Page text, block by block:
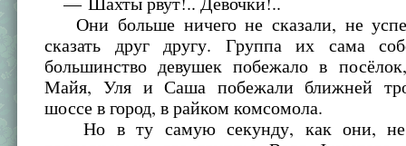
Они больше ничего не сказали, не
сказать друг другу. Группа их сама
большинство девушек побежало в
Майя, Уля и Саша побежали ближней
шоссе в город, в райком комсомола.
Но в ту самую секунду, как они, не